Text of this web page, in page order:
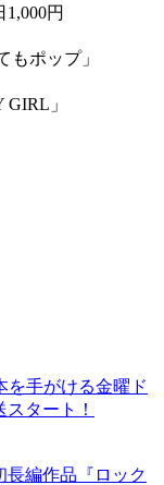
円
ポップ」
」
を手がける金曜ド
タート！
長編作品『ロック